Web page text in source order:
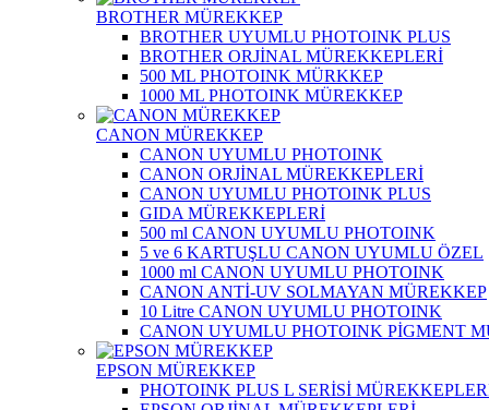
BROTHER MÜREKKEP
BROTHER UYUMLU PHOTOINK PLUS
BROTHER ORJİNAL MÜREKKEPLERİ
500 ML PHOTOINK MÜRKKEP
1000 ML PHOTOINK MÜREKKEP
CANON MÜREKKEP
CANON UYUMLU PHOTOINK
CANON ORJİNAL MÜREKKEPLERİ
CANON UYUMLU PHOTOINK PLUS
GIDA MÜREKKEPLERİ
500 ml CANON UYUMLU PHOTOINK
5 ve 6 KARTUŞLU CANON UYUMLU ÖZEL
1000 ml CANON UYUMLU PHOTOINK
CANON ANTİ-UV SOLMAYAN MÜREKKEP
10 Litre CANON UYUMLU PHOTOINK
CANON UYUMLU PHOTOINK PİGMENT
EPSON MÜREKKEP
PHOTOINK PLUS L SERİSİ